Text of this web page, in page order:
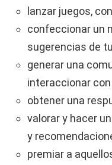
lanzar juegos,
confeccionar un
sugerencias de
generar una
interaccionar
obtener una
valorar y hacer
y
premiar a